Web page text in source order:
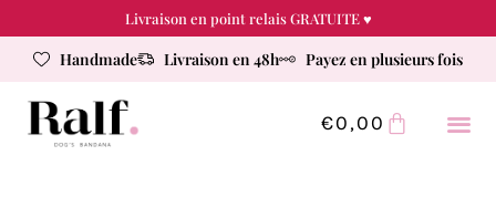
Livraison en point relais GRATUITE ♥
Handmade Livraison en 48h Payez en plusieurs fois
€0,00